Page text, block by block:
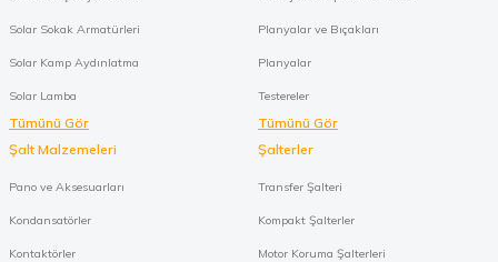
Solar Sokak Armatürleri
Solar Kamp Aydınlatma
Solar Lamba
Tümünü Gör
Planyalar ve Bıçakları
Planyalar
Testereler
Tümünü Gör
Şalt Malzemeleri
Pano ve Aksesuarları
Kondansatörler
Kontaktörler
Şalterler
Transfer Şalteri
Kompakt Şalterler
Motor Koruma Şalterleri